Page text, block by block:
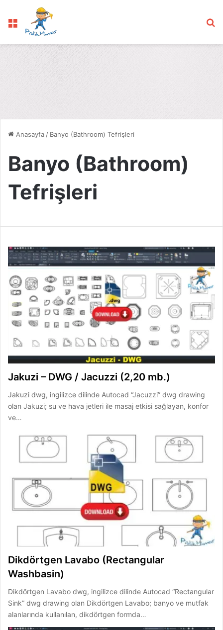
Menü
Anasayfa / Banyo (Bathroom) Tefrişleri
Banyo (Bathroom)
Tefrişleri
Jakuzi – DWG / Jacuzzi (2,20 mb.)
Jakuzi dwg, ingilizce dilinde Autocad “Jacuzzi” dwg drawing
olan Jakuzi; su ve hava jetleri ile masaj etkisi sağlayan, konfor
ve…
Dikdörtgen Lavabo (Rectangular
Washbasin)
Dikdörtgen Lavabo dwg, ingilizce dilinde Autocad “Rectangular
Sink” dwg drawing olan Dikdörtgen Lavabo; banyo ve mutfak
alanlarında kullanılan, dikdörtgen formda…